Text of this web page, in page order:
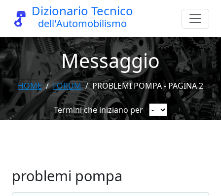
Dizionario Tecnico
dell'Automobilismo
Messaggio
HOME FORUM PROBLEMI POMPA - PAGINA 2
Termini che iniziano per
problemi pompa